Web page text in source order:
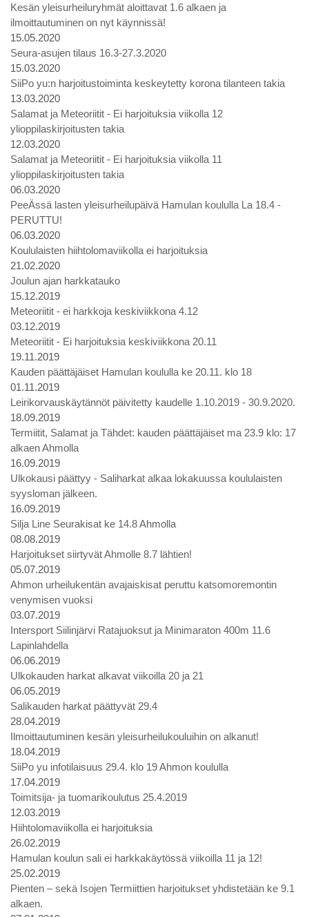
Kesän yleisurheiluryhmät aloittavat 1.6 alkaen ja
ilmoittautuminen on nyt käynnissä!
15.05.2020
Seura-asujen tilaus 16.3-27.3.2020
15.03.2020
SiiPo yu:n harjoitustoiminta keskeytetty korona tilanteen takia
13.03.2020
Salamat ja Meteoriitit - Ei harjoituksia viikolla 12
ylioppilaskirjoitusten takia
12.03.2020
Salamat ja Meteoriitit - Ei harjoituksia viikolla 11
ylioppilaskirjoitusten takia
06.03.2020
PeeÄssä lasten yleisurheilupäivä Hamulan koululla La 18.4 -
PERUTTU!
06.03.2020
Koululaisten hiihtolomaviikolla ei harjoituksia
21.02.2020
Joulun ajan harkkatauko
15.12.2019
Meteoriitit - ei harkkoja keskiviikkona 4.12
03.12.2019
Meteoriitit - Ei harjoituksia keskiviikkona 20.11
19.11.2019
Kauden päättäjäiset Hamulan koululla ke 20.11. klo 18
01.11.2019
Leirikorvauskäytännöt päivitetty kaudelle 1.10.2019 - 30.9.2020.
18.09.2019
Termiitit, Salamat ja Tähdet: kauden päättäjäiset ma 23.9 klo: 17
alkaen Ahmolla
16.09.2019
Ulkokausi päättyy - Saliharkat alkaa lokakuussa koululaisten
syysloman jälkeen.
16.09.2019
Silja Line Seurakisat ke 14.8 Ahmolla
08.08.2019
Harjoitukset siirtyvät Ahmolle 8.7 lähtien!
05.07.2019
Ahmon urheilukentän avajaiskisat peruttu katsomoremontin
venymisen vuoksi
03.07.2019
Intersport Siilinjärvi Ratajuoksut ja Minimaraton 400m 11.6
Lapinlahdella
06.06.2019
Ulkokauden harkat alkavat viikoilla 20 ja 21
06.05.2019
Salikauden harkat päättyvät 29.4
28.04.2019
Ilmoittautuminen kesän yleisurheilukouluihin on alkanut!
18.04.2019
SiiPo yu infotilaisuus 29.4. klo 19 Ahmon koululla
17.04.2019
Toimitsija- ja tuomarikoulutus 25.4.2019
12.03.2019
Hiihtolomaviikolla ei harjoituksia
26.02.2019
Hamulan koulun sali ei harkkakäytössä viikoilla 11 ja 12!
25.02.2019
Pienten – sekä Isojen Termiittien harjoitukset yhdistetään ke 9.1
alkaen.